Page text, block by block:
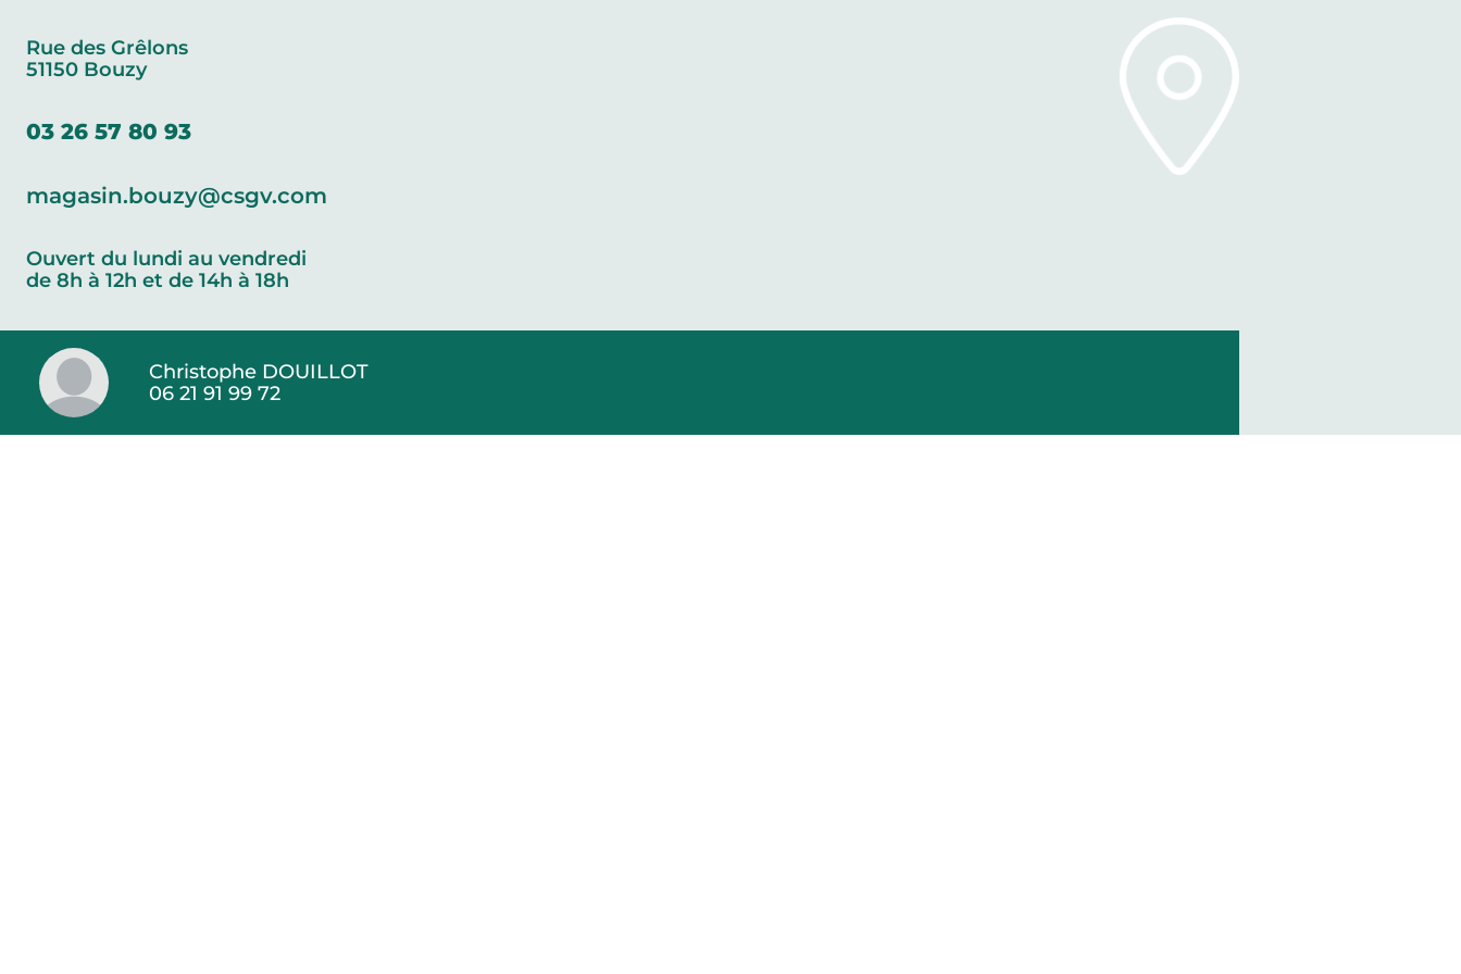
Rue des Grêlons
51150 Bouzy
03 26 57 80 93
magasin.bouzy@csgv.com
Ouvert du lundi au vendredi
de 8h à 12h et de 14h à 18h
Christophe DOUILLOT
06 21 91 99 72